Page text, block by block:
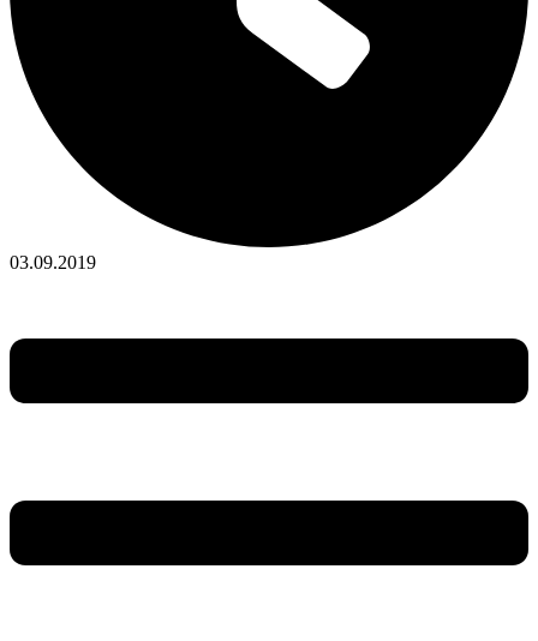
03.09.2019